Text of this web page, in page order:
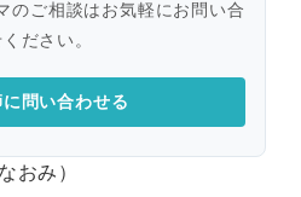
のご相談はお気軽にお問い合
ださい。
問い合わせる
おみ）